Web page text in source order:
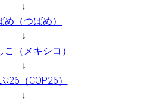
↓
め（つばめ）
↓
こ（メキシコ）
↓
26（COP26）
↓